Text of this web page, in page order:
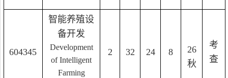
604345
智能养殖设
备开发
Development
of Intelligent
Farming
2 32 24 8
26
秋
考
查